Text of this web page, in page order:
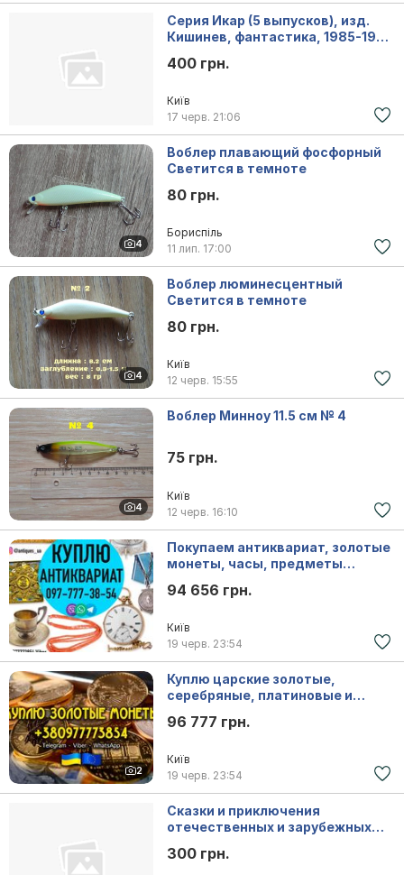
Серия Икар (5 выпусков), изд.
Кишинев, фантастика, 1985-1989
400 грн.
Київ
17 черв. 21:06
4
Воблер плавающий фосфорный
Светится в темноте
80 грн.
Бориспіль
11 лип. 17:00
4
Воблер люминесцентный
Светится в темноте
80 грн.
Київ
12 черв. 15:55
4
Воблер Минноу 11.5 см № 4
75 грн.
Київ
12 черв. 16:10
Покупаем антиквариат, золотые
монеты, часы, предметы
искусства дорого.
94 656 грн.
Київ
19 черв. 23:54
2
Куплю царские золотые,
серебряные, платиновые и
количестве, купим клад, клады
96 777 грн.
Київ
19 черв. 23:54
Сказки и приключения
отечественных и зарубежных
300 грн.